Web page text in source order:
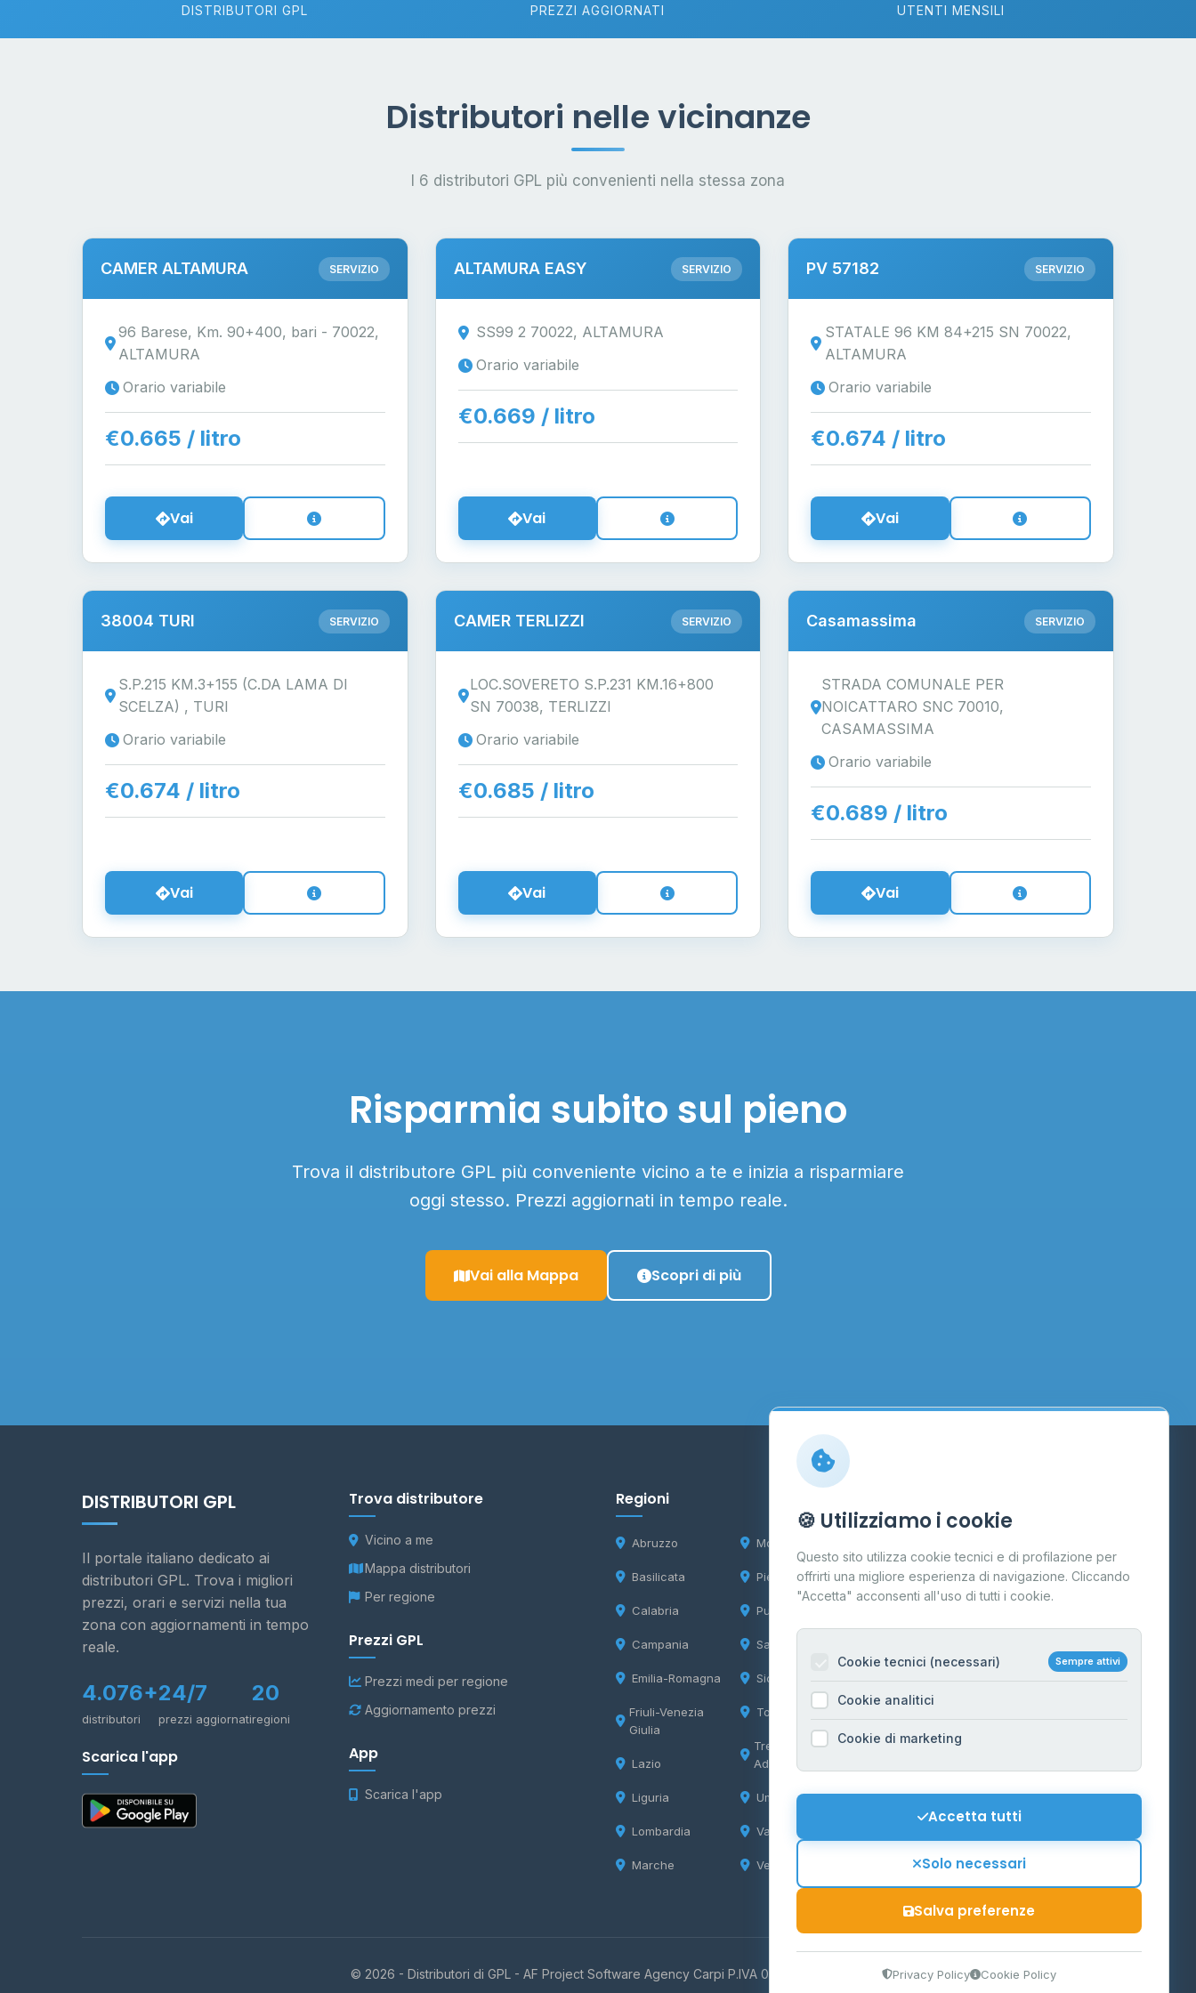
DISTRIBUTORI GPL PREZZI AGGIORNATI UTENTI MENSILI
Distributori nelle vicinanze
I 6 distributori GPL più convenienti nella stessa zona
CAMER ALTAMURA SERVIZIO
96 Barese, Km. 90+400, bari - 70022,
ALTAMURA
Orario variabile
€0.665 / litro
Vai
ALTAMURA EASY SERVIZIO
SS99 2 70022, ALTAMURA
Orario variabile
€0.669 / litro
Vai
PV 57182 SERVIZIO
STATALE 96 KM 84+215 SN 70022,
ALTAMURA
Orario variabile
€0.674 / litro
Vai
38004 TURI SERVIZIO
S.P.215 KM.3+155 (C.DA LAMA DI
SCELZA) , TURI
Orario variabile
€0.674 / litro
Vai
CAMER TERLIZZI SERVIZIO
LOC.SOVERETO S.P.231 KM.16+800
SN 70038, TERLIZZI
Orario variabile
€0.685 / litro
Vai
Casamassima SERVIZIO
STRADA COMUNALE PER
NOICATTARO SNC 70010,
CASAMASSIMA
Orario variabile
€0.689 / litro
Vai
Risparmia subito sul pieno
Trova il distributore GPL più conveniente vicino a te e inizia a risparmiare
oggi stesso. Prezzi aggiornati in tempo reale.
Vai alla Mappa Scopri di più
DISTRIBUTORI GPL
Il portale italiano dedicato ai
distributori GPL. Trova i migliori
prezzi, orari e servizi nella tua
zona con aggiornamenti in tempo
reale.
4.076+
distributori
24/7
prezzi aggiornati
20
regioni
Scarica l'app
Trova distributore
Vicino a me
Mappa distributori
Per regione
Prezzi GPL
Prezzi medi per regione
Aggiornamento prezzi
App
Scarica l'app
Regioni
Abruzzo
Basilicata
Calabria
Campania
Emilia-Romagna
Friuli-Venezia
Giulia
Lazio
Liguria
Lombardia
Marche
Molise
Piemonte
Puglia
Sardegna
Sicilia
Toscana
Trentino-Alto
Adige
Umbria
Valle d'Aosta
Veneto
Contatti
Per gestori
Informazioni legali
Privacy Policy
Cookie Policy
Mappa del sito
Contattaci
© 2026 - Distributori di GPL - AF Project Software Agency Carpi P.IVA 03859300364
🍪 Utilizziamo i cookie
Questo sito utilizza cookie tecnici e di profilazione per
offrirti una migliore esperienza di navigazione. Cliccando
"Accetta" acconsenti all'uso di tutti i cookie.
Cookie tecnici (necessari) Sempre attivi
Cookie analitici
Cookie di marketing
Accetta tutti
Solo necessari
Salva preferenze
Privacy Policy Cookie Policy